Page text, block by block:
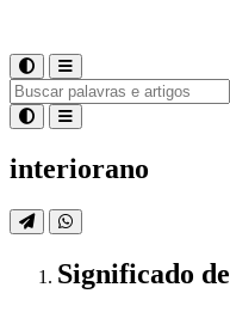
interiorano
Significado de